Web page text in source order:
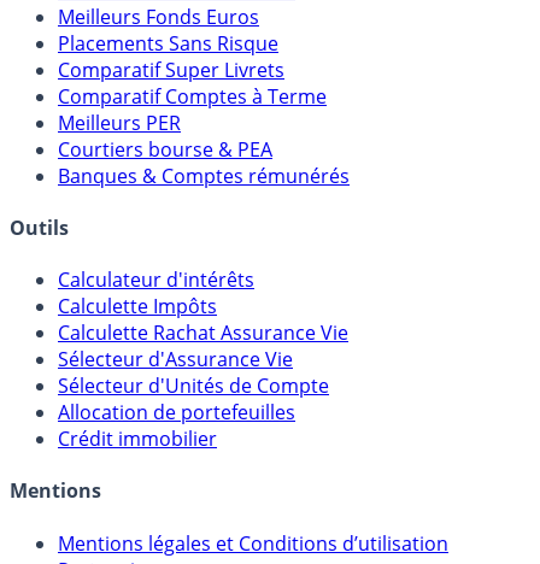
Meilleures Assurances-Vie
Meilleurs Fonds Euros
Placements Sans Risque
Comparatif Super Livrets
Comparatif Comptes à Terme
Meilleurs PER
Courtiers bourse & PEA
Calculateur d'intérêts
Calculette Impôts
Calculette Rachat Assurance Vie
Sélecteur d'Assurance Vie
Sélecteur d'Unités de Compte
Allocation de portefeuilles